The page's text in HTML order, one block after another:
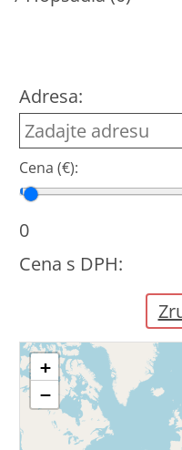
Adresa:
Cena (€):
Cena od
Cena do
0
Cena s DPH:
+
−